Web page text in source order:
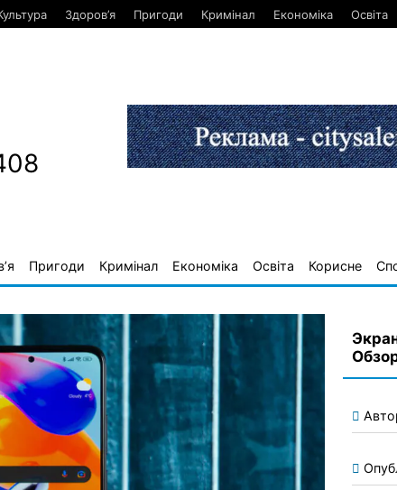
Здоров’я Пригоди Кримінал Економіка Освіта
Пригоди Кримінал Економіка Освіта Корисне